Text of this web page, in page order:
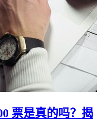
票是真的吗？揭